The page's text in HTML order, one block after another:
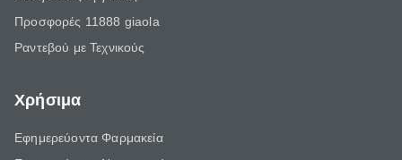
Προσφορές 11888 giaola
Ραντεβού με Τεχνικούς
Χρήσιμα
Εφημερεύοντα Φαρμακεία